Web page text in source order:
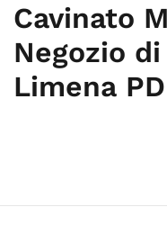
Cavinato
Negozio
Limena PD